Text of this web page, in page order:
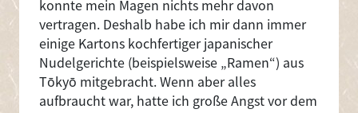
konnte mein Magen nichts mehr davon
vertragen. Deshalb habe ich mir dann immer
einige Kartons kochfertiger japanischer
Nudelgerichte (beispielsweise „Ramen“) aus
Tōkyō mitgebracht. Wenn aber alles
aufbraucht war, hatte ich große Angst vor dem